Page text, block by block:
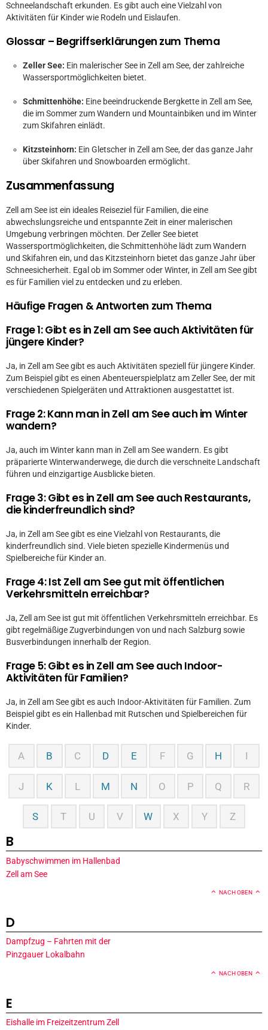
Schneelandschaft erkunden. Es gibt auch eine Vielzahl von
Aktivitäten für Kinder wie Rodeln und Eislaufen.
Glossar – Begriffserklärungen zum Thema
Zeller See: Ein malerischer See in Zell am See, der zahlreiche
Wassersportmöglichkeiten bietet.
Schmittenhöhe: Eine beeindruckende Bergkette in Zell am See,
die im Sommer zum Wandern und Mountainbiken und im Winter
zum Skifahren einlädt.
Kitzsteinhorn: Ein Gletscher in Zell am See, der das ganze Jahr
über Skifahren und Snowboarden ermöglicht.
Zusammenfassung
Zell am See ist ein ideales Reiseziel für Familien, die eine
abwechslungsreiche und entspannte Zeit in einer malerischen
Umgebung verbringen möchten. Der Zeller See bietet
Wassersportmöglichkeiten, die Schmittenhöhe lädt zum Wandern
und Skifahren ein, und das Kitzsteinhorn bietet das ganze Jahr über
Schneesicherheit. Egal ob im Sommer oder Winter, in Zell am See gibt
es für Familien viel zu entdecken und zu erleben.
Häufige Fragen & Antworten zum Thema
Frage 1: Gibt es in Zell am See auch Aktivitäten für
jüngere Kinder?
Ja, in Zell am See gibt es auch Aktivitäten speziell für jüngere Kinder.
Zum Beispiel gibt es einen Abenteuerspielplatz am Zeller See, der mit
verschiedenen Spielgeräten und Attraktionen ausgestattet ist.
Frage 2: Kann man in Zell am See auch im Winter
wandern?
Ja, auch im Winter kann man in Zell am See wandern. Es gibt
präparierte Winterwanderwege, die durch die verschneite Landschaft
führen und einzigartige Ausblicke bieten.
Frage 3: Gibt es in Zell am See auch Restaurants,
die kinderfreundlich sind?
Ja, in Zell am See gibt es eine Vielzahl von Restaurants, die
kinderfreundlich sind. Viele bieten spezielle Kindermenüs und
Spielbereiche für Kinder an.
Frage 4: Ist Zell am See gut mit öffentlichen
Verkehrsmitteln erreichbar?
Ja, Zell am See ist gut mit öffentlichen Verkehrsmitteln erreichbar. Es
gibt regelmäßige Zugverbindungen von und nach Salzburg sowie
Busverbindungen innerhalb der Region.
Frage 5: Gibt es in Zell am See auch Indoor-
Aktivitäten für Familien?
Ja, in Zell am See gibt es auch Indoor-Aktivitäten für Familien. Zum
Beispiel gibt es ein Hallenbad mit Rutschen und Spielbereichen für
Kinder.
A B C D E F G H I
J K L M N O P Q R
S T U V W X Y Z
B
Babyschwimmen im Hallenbad
Zell am See
NACH OBEN
D
Dampfzug – Fahrten mit der
Pinzgauer Lokalbahn
NACH OBEN
E
Eishalle im Freizeitzentrum Zell